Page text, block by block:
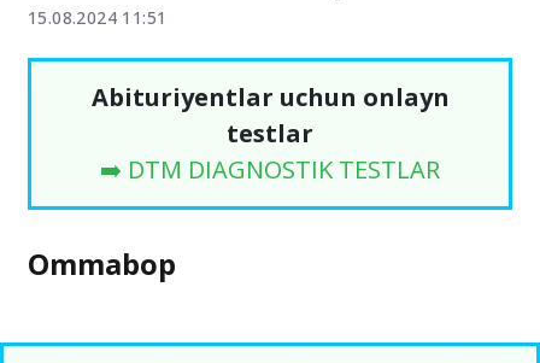
15.08.2024 11:51
Abituriyentlar uchun onlayn
testlar
➡️ DTM DIAGNOSTIK TESTLAR
Ommabop